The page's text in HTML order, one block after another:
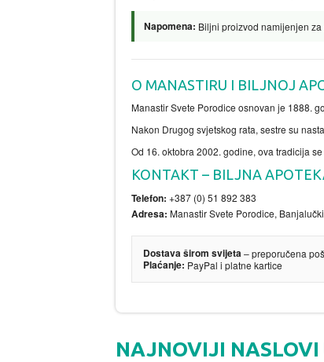
Napomena: Biljni proizvod namijenjen
O MANASTIRU I BILJNOJ
Manastir Svete Porodice osnovan je 1888.
Nakon Drugog svjetskog rata, sestre su
Od 16. oktobra 2002. godine, ova tradicija
KONTAKT – BILJNA
Telefon: +387 (0) 51 892 383
Adresa: Manastir Svete Porodice,
Dostava širom svijeta– preporučena
Plaćanje: PayPal i platne kartice
NAJNOVIJI